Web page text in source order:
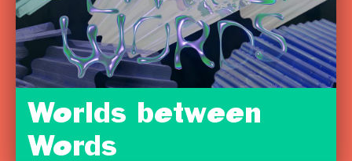
Worlds between
Words